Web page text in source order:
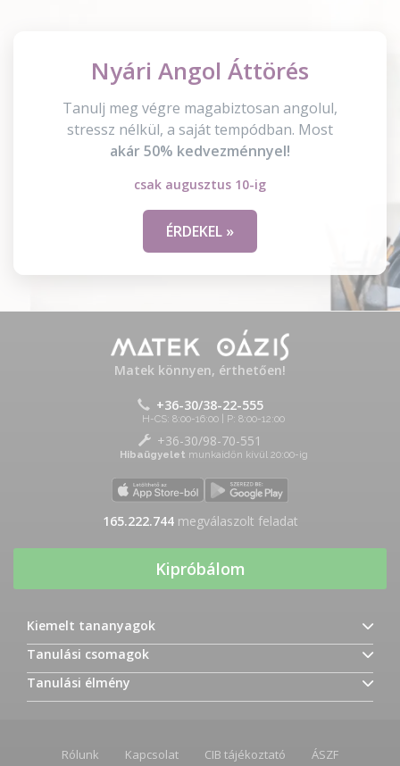
Nyári Angol Áttörés
Tanulj meg végre magabiztosan angolul,
stressz nélkül, a saját tempódban. Most
akár 50% kedvezménnyel!
csak augusztus 10-ig
ÉRDEKEL »
Matek könnyen, érthetően!
+36-30/38-22-555
H-CS: 8:00-16:00 | P: 8:00-12:00
+36-30/98-70-551
Hibaügyelet munkaidőn kívül 20:00-ig
165.222.744megválaszolt feladat
Kipróbálom
Kiemelt tananyagok
Tanulási csomagok
Tanulási élmény
Rólunk Kapcsolat CIB tájékoztató
ÁSZF